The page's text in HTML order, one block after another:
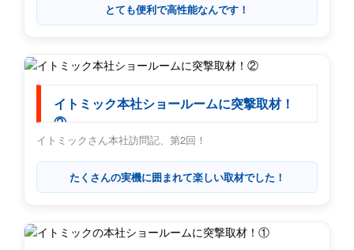
とても便利で高性能なんです！
イトミック本社ショールームに突撃取材！
②
イトミックさん本社訪問記、第2回！
たくさんの実機に囲まれて楽しい取材でした！